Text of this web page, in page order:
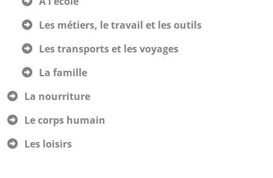
Les métiers, le travail et les outils
Les transports et les voyages
La famille
La nourriture
Le corps humain
Les loisirs